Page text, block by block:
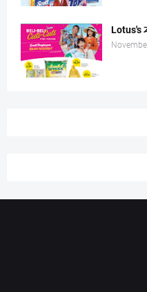
Lotus's